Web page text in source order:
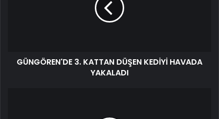
GÜNGÖREN'DE 3. KATTAN DÜŞEN KEDİYİ HAVADA
YAKALADI